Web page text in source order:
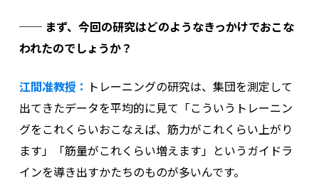
── まず、今回の研究はどのようなきっかけでおこな
われたのでしょうか？
江間准教授： トレーニングの研究は、集団を測定して
出てきたデータを平均的に見て「こういうトレーニン
グをこれくらいおこなえば、筋力がこれくらい上がり
ます」「筋量がこれくらい増えます」というガイドラ
インを導き出すかたちのものが多いんです。